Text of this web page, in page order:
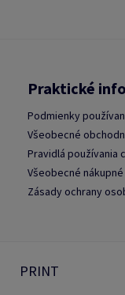
Praktické
Podmienky
Všeobecné
Pravidlá používania
Všeobecné
Zásady ochrany
PRINT